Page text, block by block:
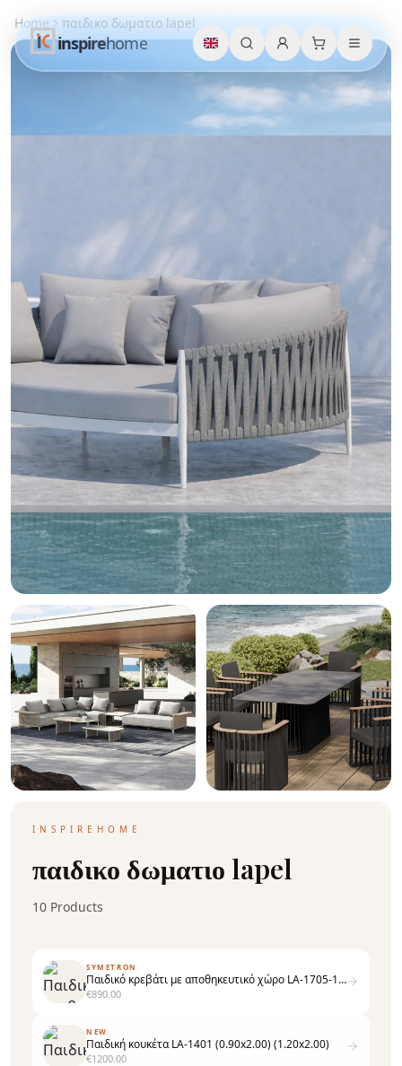
inspirehome
Home παιδικο δωματιο lapel
INSPIREHOME
παιδικο δωματιο lapel
10 Products
SYMETRON
Παιδικό κρεβάτι με αποθηκευτικό χώρο LA-1705-1305 (1.00Χ2.00)
€890.00
NEW
Παιδική κουκέτα LA-1401 (0.90x2.00) (1.20x2.00)
€1200.00